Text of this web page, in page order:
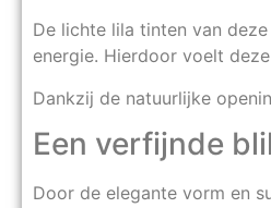
De lichte lila tinten van
energie. Hierdoor voelt
Dankzij de natuurlijke
Een verfijnde
Door de elegante vorm en